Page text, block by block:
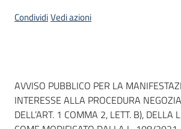
CondividiVedi azioni
Dati del bando
AVVISO PUBBLICO PER LA
INTERESSE ALLA PROCEDURA
DELL’ART. 1 COMMA 2, LETT. B),